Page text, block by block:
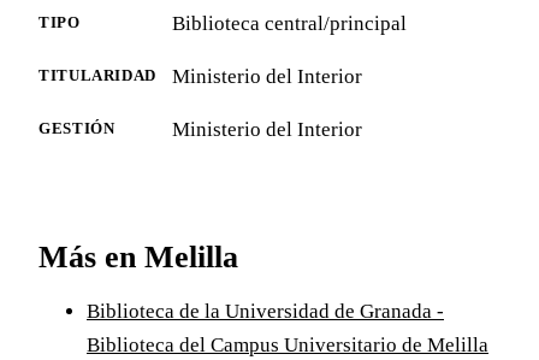
TIPO Biblioteca central/principal
TITULARIDAD Ministerio del Interior
GESTIÓN Ministerio del Interior
Más en Melilla
Biblioteca de la Universidad de Granada -
Biblioteca del Campus Universitario de Melilla